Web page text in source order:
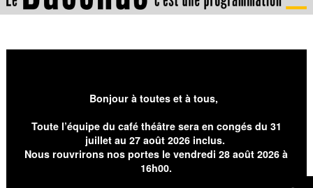
Bonjour à toutes et à tous,
Toute l’équipe du café théâtre sera en congés du 31
juillet au 27 août 2026 inclus.
Nous rouvrirons nos portes le vendredi 28 août 2026 à
16h00.